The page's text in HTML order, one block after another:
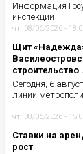
Информация
инспекции
чт, 08/06/2026 -
Щит
строительство
Сегодня, 6
линии
чт, 08/06/2026 -
Ставки на
рост